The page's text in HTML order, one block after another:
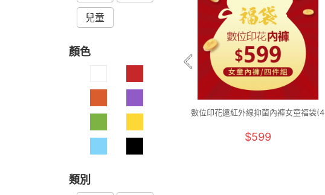
兒童
顏色
類別
數位印花遠紅外線抑菌內褲女童福袋(4
$599